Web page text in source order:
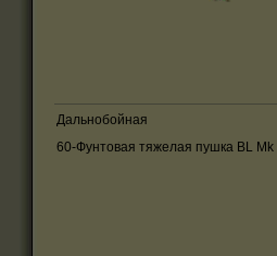
Дальнобойная
60-Фунтовая тяжелая пушка BL Mk I